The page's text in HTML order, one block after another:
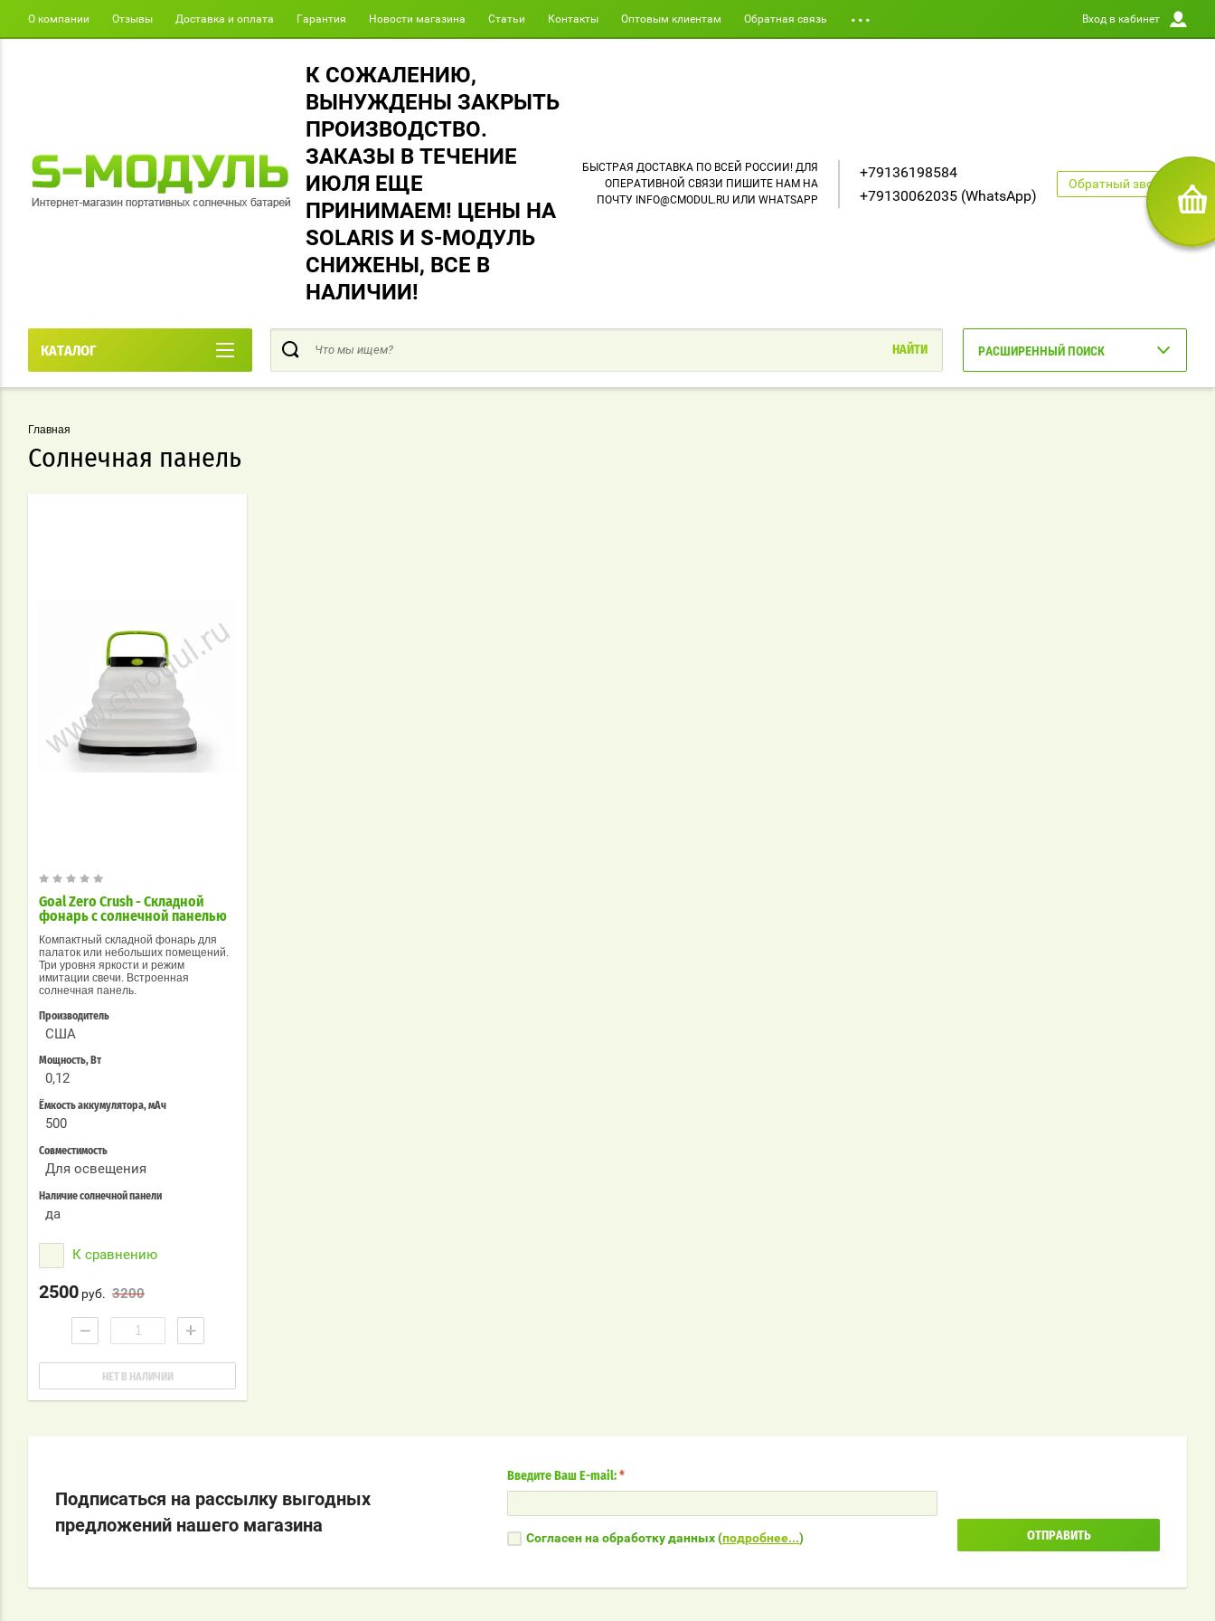
О компании Отзывы Доставка и оплата Гарантия Новости магазина Статьи Контакты Оптовым клиентам Обратная связь Вход в кабинет
К СОЖАЛЕНИЮ,
ВЫНУЖДЕНЫ ЗАКРЫТЬ
ПРОИЗВОДСТВО.
ЗАКАЗЫ В ТЕЧЕНИЕ
ИЮЛЯ ЕЩЕ
ПРИНИМАЕМ! ЦЕНЫ НА
SOLARIS И S-МОДУЛЬ
СНИЖЕНЫ, ВСЕ В
НАЛИЧИИ!
БЫСТРАЯ ДОСТАВКА ПО ВСЕЙ РОССИИ! ДЛЯ
ОПЕРАТИВНОЙ СВЯЗИ ПИШИТЕ НАМ НА
ПОЧТУ INFO@CMODUL.RU ИЛИ WHATSAPP
+79136198584
+79130062035 (WhatsApp)
Обратный звонок
КАТАЛОГ РАСШИРЕННЫЙ ПОИСК
Главная
Солнечная панель
Goal Zero Crush - Складной
фонарь с солнечной панелью
Компактный складной фонарь для
палаток или небольших помещений.
Три уровня яркости и режим
имитации свечи. Встроенная
солнечная панель.
Производитель
США
Мощность, Вт
0,12
Ёмкость аккумулятора, мАч
500
Совместимость
Для освещения
Наличие солнечной панели
да
К сравнению
3200
2500 руб.
− +
НЕТ В НАЛИЧИИ
Подписаться на рассылку выгодных
предложений нашего магазина
Введите Ваш E-mail: *
Согласен на обработку данных (подробнее...) ОТПРАВИТЬ